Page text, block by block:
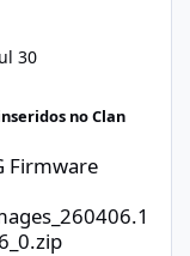
30
Rom
no Clan
Firmware